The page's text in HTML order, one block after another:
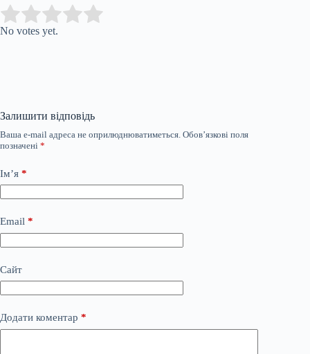
Rate this item:
No votes yet.
Залишити відповідь
Ваша e-mail адреса не оприлюднюватиметься. Обов’язкові поля
позначені *
Ім’я *
Email *
Сайт
Додати коментар *